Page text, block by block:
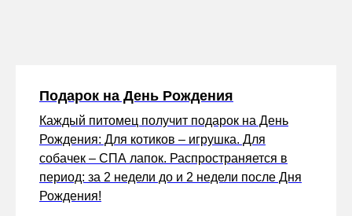
Подарок на День Рождения
Каждый питомец получит подарок на День
Рождения: Для котиков – игрушка. Для
собачек – СПА лапок. Распространяется в
период: за 2 недели до и 2 недели после Дня
Рождения!